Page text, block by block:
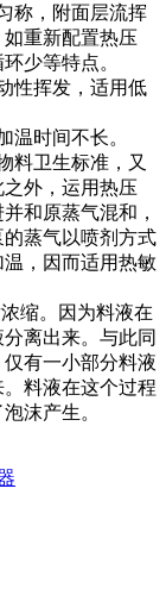
称，附面层流挥
重新配置热压
少等特点。
性挥发，适用低
温时间不长。
料卫生标准，又
外，运用热压
和原蒸气混和，
蒸气以喷剂方式
，因而适用热敏
缩。因为料液在
离出来。与此同
有一小部分料液
料液在这个过程
沫产生。